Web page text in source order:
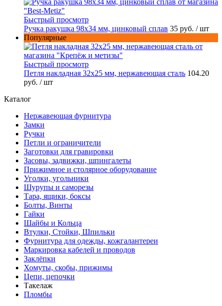
Быстрый просмотр
Ручка ракушка 98x34 мм, цинковый сплав 35 руб. / шт
Популярные
Быстрый просмотр
Петля накладная 32х25 мм, нержавеющая сталь 104.20
руб. / шт
Каталог
Нержавеющая фурнитура
Замки
Ручки
Петли и ограничители
Заготовки для гравировки
Засовы, задвижки, шпингалеты
Прижимное и столярное оборудование
Уголки, угольники
Шурупы и саморезы
Тара, ящики, боксы
Болты, Винты
Гайки
Шайбы и Кольца
Втулки, Стойки, Шпильки
Фурнитура для одежды, кожгалантереи
Маркировка кабелей и проводов
Заклёпки
Хомуты, скобы, прижимы
Цепи, цепочки
Такелаж
Пломбы